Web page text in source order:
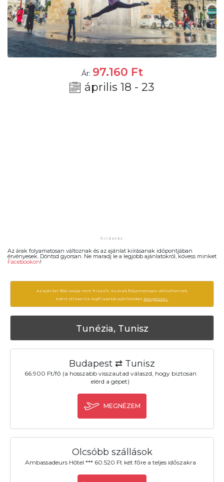
Ár: 97.160 Ft
április 18 - 23
Az árak folyamatosan változnak és az ajánlat kiírásanak időpontjában
érvényesek. Döntsd gyorsan. Ne maradj le a legjobb ajánlatokról, kövess minket
Facebookon!
Az ajánlat 904 napja nem frissült. Az árak folyamatosan változhatnak,
ezért célszerű a legfrissebb ajánlatokat böngészni.
Tunézia, Tunisz
Budapest ⇄ Tunisz
66.900 Ft/fő (a hosszabb visszautad válaszd, hogy biztosan
elérd a gépet)
MEGNÉZEM
Olcsóbb szállások
Ambassadeurs Hôtel *** 60.520 Ft két főre a teljes időszakra